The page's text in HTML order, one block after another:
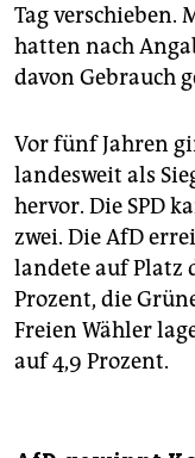
Tag verschieben.
hatten nach
davon Gebrauch
Vor fünf Jahren
landesweit als
hervor. Die SPD
zwei. Die AfD
landete auf Platz
Prozent, die
Freien Wähler
auf 4,9 Prozent.